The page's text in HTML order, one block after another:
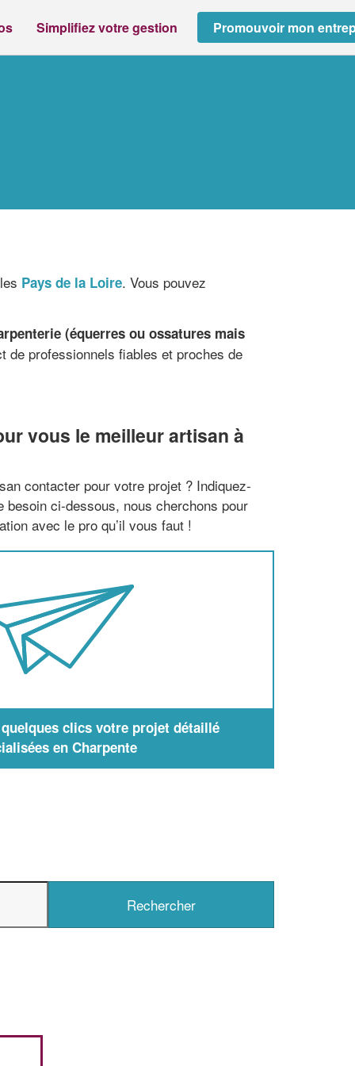
Simplifiez votre gestion Promouvoir mon
Pays de la Loire. Vous pouvez
(équerres ou ossatures mais
de professionnels fiables et proches de
vous le meilleur artisan à
contacter pour votre projet ? Indiquez-
besoin ci-dessous, nous cherchons pour
avec le pro qu’il vous faut !
clics votre projet détaillé
en Charpente